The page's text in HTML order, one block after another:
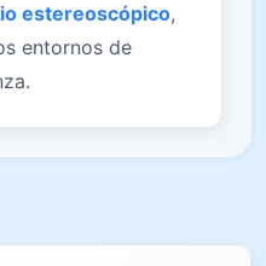
estereoscópico,
entornos de